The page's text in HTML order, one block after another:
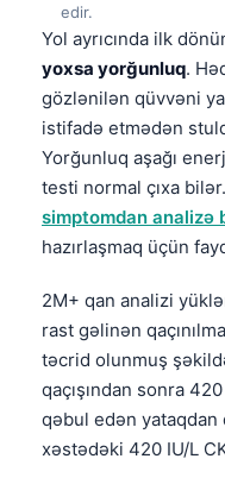
edir.
Yol ayrıcında ilk
yoxsa yorğunluq.
gözlənilən qüvvəni
istifadə etmədən
Yorğunluq aşağı
testi normal çıxa
simptomdan analizə
hazırlaşmaq üçün
2M+ qan analizi
rast gəlinən
təcrid olunmuş
qaçışından sonra
qəbul edən yataqdan
xəstədəki 420 IU/L